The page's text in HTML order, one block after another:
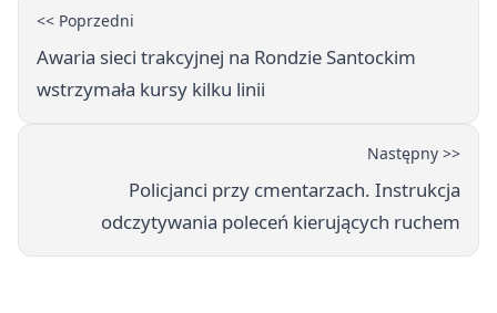
<< Poprzedni
Awaria sieci trakcyjnej na Rondzie Santockim
wstrzymała kursy kilku linii
Następny >>
Policjanci przy cmentarzach. Instrukcja
odczytywania poleceń kierujących ruchem